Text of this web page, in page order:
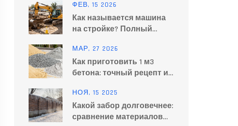
ФЕВ, 15 2026
Как называется машина
на стройке? Полный
техники
МАР, 27 2026
Как приготовить 1 м3
бетона: точный рецепт и
случай
НОЯ, 15 2025
Какой забор долговечнее:
сравнение материалов